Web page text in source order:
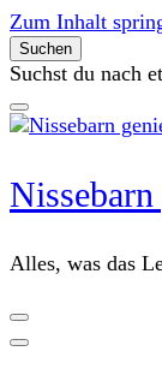
Zum Inhalt
Suchen
Suchen
nach:
Suchst du nach
Nissebarn
Alles, was das